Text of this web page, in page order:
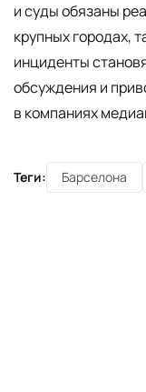
и суды обязаны
крупных городах,
инциденты
обсуждения и
в компаниях
Теги: Барселона